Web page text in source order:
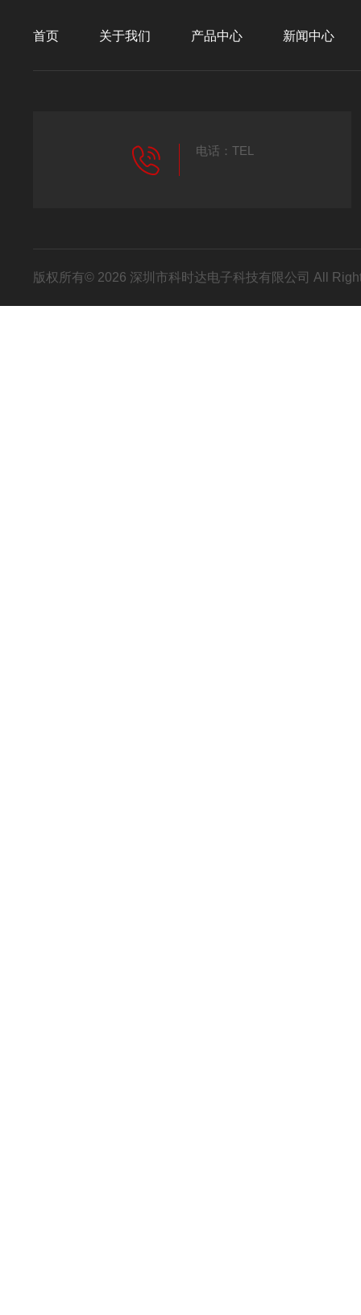
首页 关于我们 产品中心 新闻中心
电话：TEL
版权所有© 2026 深圳市科时达电子科技有限公司 All